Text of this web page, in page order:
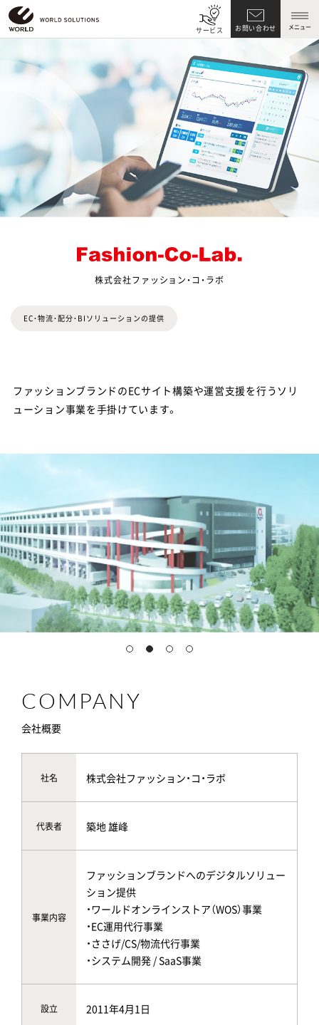
サービス お問い合わせ メニュー
株式会社ファッション・コ・ラボ
EC・物流・配分・BIソリューションの提供
ファッションブランドのECサイト構築や運営支援を行うソリ
ューション事業を手掛けています。
COMPANY
会社概要
社名 株式会社ファッション・コ・ラボ
代表者 築地 雄峰
事業内容
ファッションブランドへのデジタルソリュー
ション提供
・ワールドオンラインストア（WOS）事業
・EC運用代行事業
・ささげ/CS/物流代行事業
・システム開発 / SaaS事業
設立 2011年4月1日